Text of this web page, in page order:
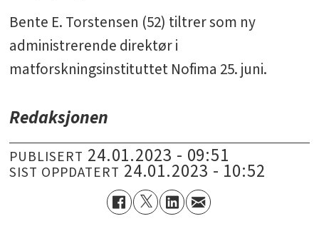
Bente E. Torstensen (52) tiltrer som ny
administrerende direktør i
matforskningsinstituttet Nofima 25. juni.
Redaksjonen
PUBLISERT 24.01.2023 - 09:51
SIST OPPDATERT 24.01.2023 - 10:52